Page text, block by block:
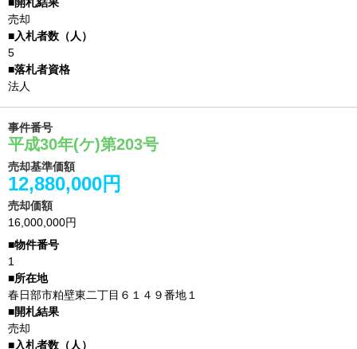
売却
5
法人
事件番号
平成30年(ケ)第203号
売却基準価額
12,880,000円
売却価額
16,000,000円
1
春日部市粕壁東二丁目６１４９番地１
売却